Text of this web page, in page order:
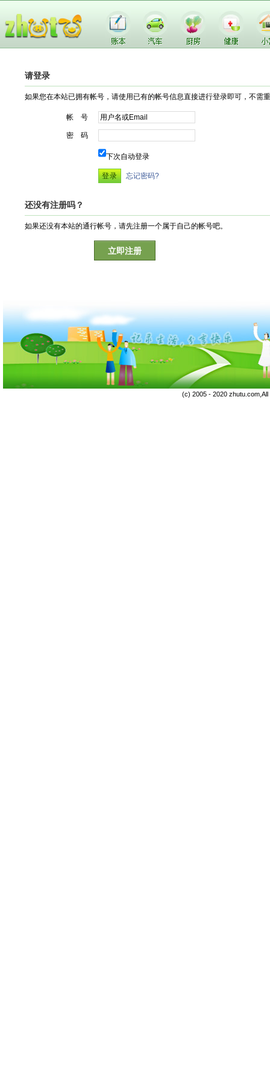
请登录
如果您在本站已拥有帐号，请使用已有的帐号信息直接进行登录即可，不需
帐 号
密 码
下次自动登录
忘记密码?
还没有注册吗？
如果还没有本站的通行帐号，请先注册一个属于自己的帐号吧。
立即注册
(c) 2005 - 2020